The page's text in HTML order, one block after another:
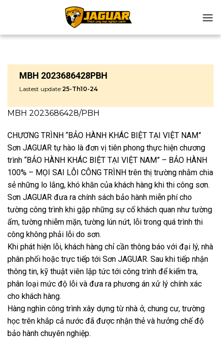
MBH 2023686428PBH
Lastest update:25-Th10-24
MBH 2023686428/PBH
CHƯƠNG TRÌNH “BẢO HÀNH KHÁC BIỆT TẠI VIỆT NAM”
Sơn JAGUAR tự hào là đơn vị tiên phong thực hiện chương
trình “BẢO HÀNH KHÁC BIỆT TẠI VIỆT NAM” – BẢO HÀNH
100% – MỌI SAI LỖI CÔNG TRÌNH trên thị trường nhằm chia
sẻ những lo lắng, khó khăn của khách hàng khi thi công sơn.
Sơn JAGUAR đưa ra chính sách bảo hành miễn phí cho
tường công trình khi gặp những sự cố khách quan như tường
ẩm, tường nhiễm mặn, tường lún nứt, lỗi trong quá trình thi
công không phải lỗi do sơn.
Khi phát hiện lỗi, khách hàng chỉ cần thông báo với đại lý, nhà
phân phối hoặc trực tiếp tới Sơn JAGUAR. Sau khi tiếp nhận
thông tin, kỹ thuật viên lập tức tới công trình để kiểm tra,
phân loại mức độ lỗi và đưa ra phương án xử lý chính xác
cho khách hàng.
Hàng nghìn công trình xây dựng từ nhà ở, chung cư, trường
học trên khắp cả nước đã được nhận thẻ và hưởng chế độ
bảo hành chuyên nghiệp.